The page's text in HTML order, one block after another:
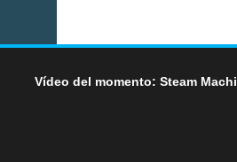
Vídeo del momento: Steam